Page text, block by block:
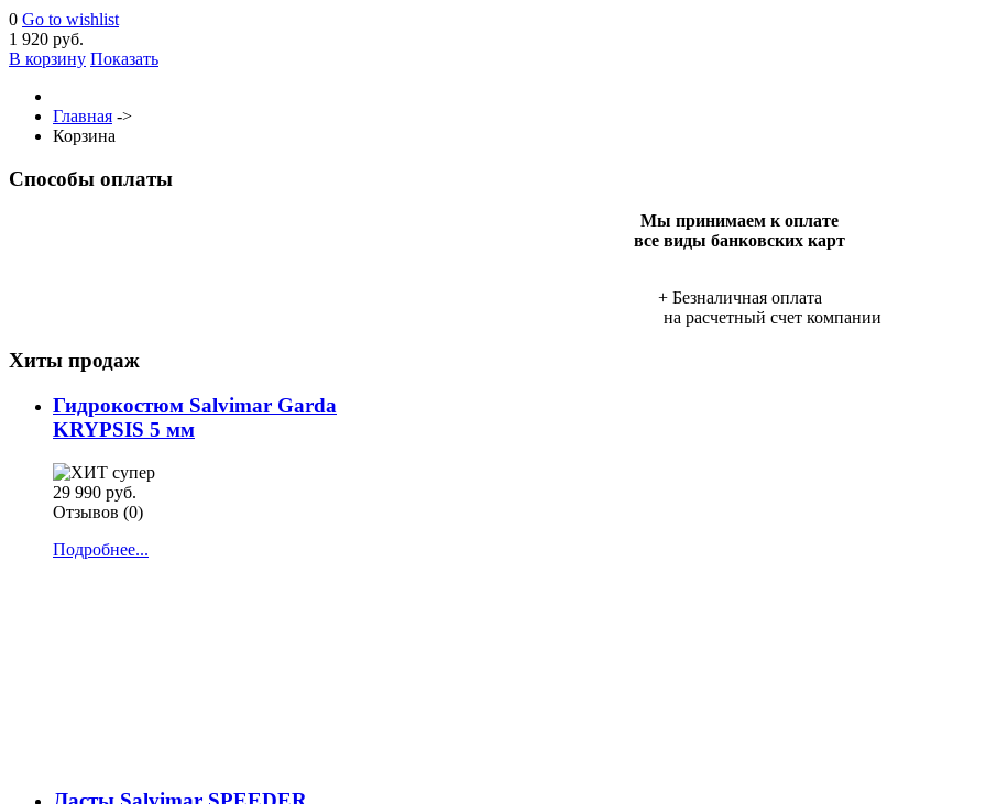
0 Go to wishlist
1 920 руб.
В корзину Показать
Главная ->
Корзина
Способы оплаты
Мы принимаем к оплате
все виды банковских карт
+ Безналичная оплата
на расчетный счет компании
Хиты продаж
Гидрокостюм Salvimar Garda
KRYPSIS 5 мм
29 990 руб.
Отзывов (0)
Подробнее...